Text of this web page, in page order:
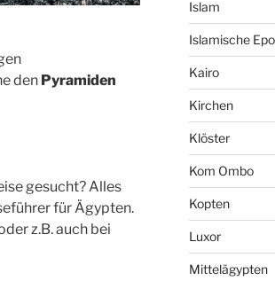
den Pyramiden
gesucht? Alles
für Ägypten.
z.B. auch bei
Islam
Islamische
Kairo
Kirchen
Klöster
Kom Ombo
Kopten
Luxor
Mittelägypten